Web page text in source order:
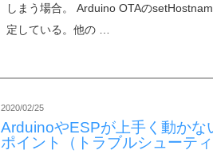
しまう場合。 Arduino OTAの
定している。他の …
2020/02/25
ArduinoやESPが上手く動かな
ポイント（トラブルシューティ